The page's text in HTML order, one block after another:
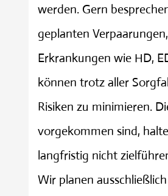
werden. Gern
geplanten
Erkrankungen wie HD,
können trotz aller
Risiken zu minimieren.
vorgekommen sind,
langfristig nicht
Wir planen